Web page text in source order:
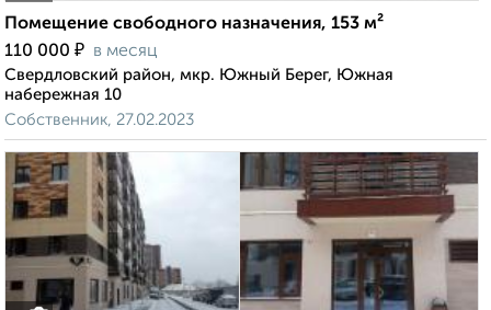
Помещение свободного назначения, 153 м²
110 000 ₽ в месяц
Свердловский район, мкр. Южный Берег, Южная
набережная 10
Собственник, 27.02.2023